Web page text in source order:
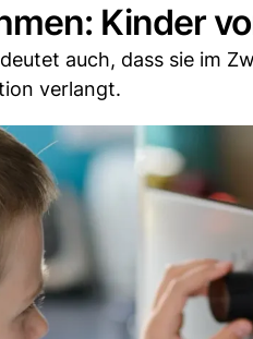
Kinder
auch, dass sie im
verlangt.